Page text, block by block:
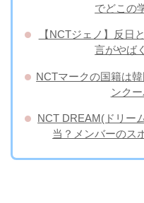
でどこの
【NCTジェノ】反日
言がやば
NCTマークの国籍は
ンク
NCT DREAM(ドリー
当？メンバーのス